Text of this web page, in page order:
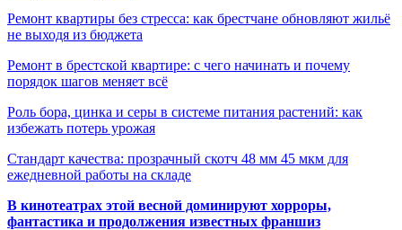
Ремонт квартиры без стресса: как брестчане обновляют жильё
не выходя из бюджета
Ремонт в брестской квартире: с чего начинать и почему
порядок шагов меняет всё
Роль бора, цинка и серы в системе питания растений: как
избежать потерь урожая
Стандарт качества: прозрачный скотч 48 мм 45 мкм для
ежедневной работы на складе
В кинотеатрах этой весной доминируют хорроры,
фантастика и продолжения известных франшиз